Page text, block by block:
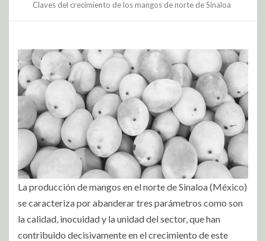
Claves del crecimiento de los mangos de norte de Sinaloa
La producción de mangos en el norte de Sinaloa (México)
se caracteriza por abanderar tres parámetros como son
la calidad, inocuidad y la unidad del sector, que han
contribuido decisivamente en el crecimiento de este